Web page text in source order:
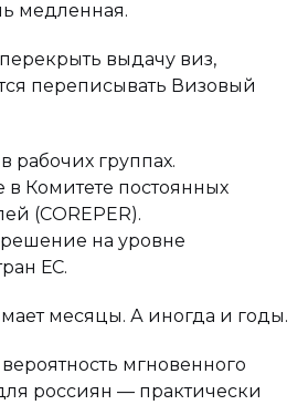
медленная.
выдачу виз,
переписывать Визовый
рабочих группах.
в Комитете постоянных
(COREPER).
на уровне
ЕС.
месяцы. А иногда и годы.
вероятность мгновенного
россиян — практически